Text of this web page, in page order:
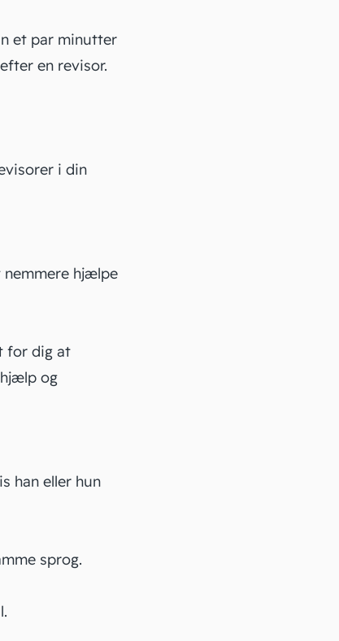
et par minutter
en revisor.
i din
nemmere hjælpe
for dig at
og
han eller hun
sprog.